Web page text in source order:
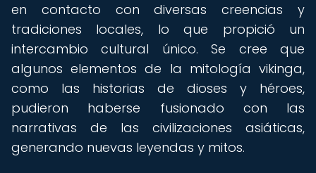
en contacto con diversas creencias y
tradiciones locales, lo que propició un
intercambio cultural único. Se cree que
algunos elementos de la mitología vikinga,
como las historias de dioses y héroes,
pudieron haberse fusionado con las
narrativas de las civilizaciones asiáticas,
generando nuevas leyendas y mitos.